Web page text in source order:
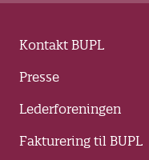
Kontakt BUPL
Presse
Lederforeningen
Fakturering til BUPL